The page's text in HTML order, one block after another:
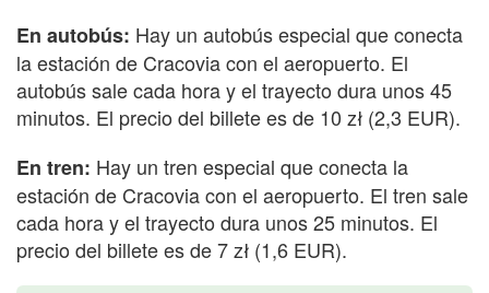
En autobús: Hay un autobús especial que conecta
la estación de Cracovia con el aeropuerto. El
autobús sale cada hora y el trayecto dura unos 45
minutos. El precio del billete es de 10 zł (2,3 EUR).
En tren: Hay un tren especial que conecta la
estación de Cracovia con el aeropuerto. El tren sale
cada hora y el trayecto dura unos 25 minutos. El
precio del billete es de 7 zł (1,6 EUR).